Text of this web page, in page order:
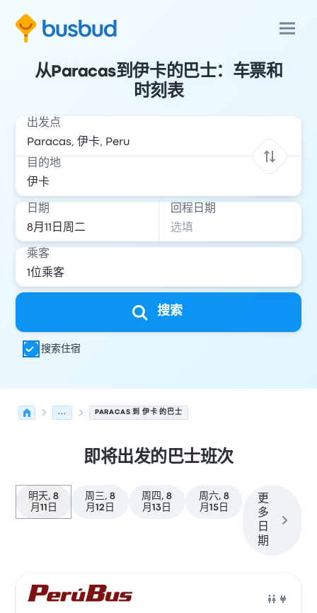
从Paracas到伊卡的巴士：车票和
时刻表
出发点
目的地
日期 回程日期
乘客
搜索
搜索住宿
... PARACAS 到 伊卡 的巴士
即将出发的巴士班次
明天, 8
月11日
周三, 8
月12日
周四, 8
月13日
周六, 8
月15日
更
多
日
期